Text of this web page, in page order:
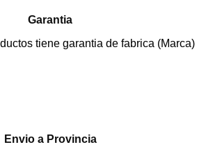
Garantia
tiene garantia de fabrica (Marca)
Envio a Provincia